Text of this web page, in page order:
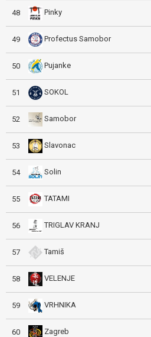
48 Pinky
49 Profectus Samobor
50 Pujanke
51 SOKOL
52 Samobor
53 Slavonac
54 Solin
55 TATAMI
56 TRIGLAV KRANJ
57 Tamiš
58 VELENJE
59 VRHNIKA
60 Zagreb